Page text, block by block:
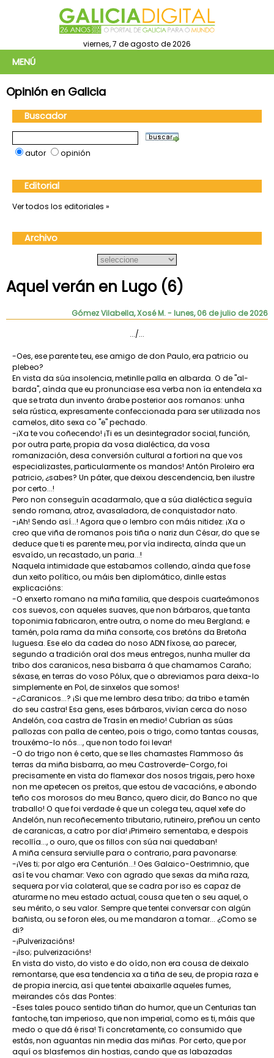
viernes, 7 de agosto de 2026
MENÚ
Opinión en Galicia
Buscador
autor opinión
Editorial
Ver todos los editoriales »
Archivo
Aquel verán en Lugo (6)
Gómez Vilabella, Xosé M.- lunes, 06 de julio de 2026
.../...
-Oes, ese parente teu, ese amigo de don Paulo, era patricio ou
plebeo?
En vista da súa insolencia, metinlle palla en albarda. O de "al-
barda", aínda que eu pronunciase esa verba non ía entendela xa
que se trata dun invento árabe posterior aos romanos: unha
sela rústica, expresamente confeccionada para ser utilizada nos
camelos, dito sexa co "e" pechado.
-¡Xa te vou coñecendo! ¡Ti es un desintegrador social, función,
por outra parte, propia da vosa dialéctica, da vosa
romanización, desa conversión cultural a fortiori na que vos
especializastes, particularmente os mandos! Antón Piroleiro era
patricio, ¿sabes? Un páter, que deixou descendencia, ben ilustre
por certo...!
Pero non conseguín acadarmalo, que a súa dialéctica seguía
sendo romana, atroz, avasaladora, de conquistador nato.
-¡Ah! Sendo así...! Agora que o lembro con máis nitidez: ¡Xa o
creo que viña de romanos pois tiña o nariz dun César, do que se
deduce que ti es parente meu, por vía indirecta, aínda que un
esvaído, un recastado, un paria...!
Naquela intimidade que estabamos collendo, aínda que fose
dun xeito político, ou máis ben diplomático, dinlle estas
explicacións:
-O enxerto romano na miña familia, que despois cuarteámonos
cos suevos, con aqueles suaves, que non bárbaros, que tanta
toponimia fabricaron, entre outra, o nome do meu Bergland; e
tamén, pola rama da miña consorte, cos bretóns da Bretoña
luguesa. Ese elo da cadea do noso ADN fíxose, ao parecer,
segundo a tradición oral dos meus entregos, nunha muller da
tribo dos caranicos, nesa bisbarra á que chamamos Caraño;
séxase, en terras do voso Pólux, que o abreviamos para deixa-lo
simplemente en Pol, de sinxelos que somos!
-¿Caranicos...? ¡Si que me lembro desa tribo; da tribo e tamén
do seu castra! Esa gens, eses bárbaros, vivían cerca do noso
Andelón, coa castra de Trasín en medio! Cubrían as súas
pallozas con palla de centeo, pois o trigo, como tantas cousas,
trouxémo-lo nós..., que non todo foi levar!
-O do trigo non é certo, que se lles chamastes Flammoso ás
terras da miña bisbarra, ao meu Castroverde-Corgo, foi
precisamente en vista do flamexar dos nosos trigais, pero hoxe
non me apetecen os preitos, que estou de vacacións, e abondo
teño cos morosos do meu Banco, quero dicir, do Banco no que
traballo! O que foi verdade é que un colega teu, aquel xefe do
Andelón, nun recoñecemento tributario, rutineiro, preñou un cento
de caranicas, a catro por día! ¡Primeiro sementaba, e despois
recollía..., o ouro, que os fillos con súa nai quedaban!
A miña censura serviulle para o contrario, para pavonarse:
-¡Ves ti; por algo era Centurión...! Oes Galaico-Oestrimnio, que
así te vou chamar: Vexo con agrado que sexas da miña raza,
sequera por vía colateral, que se cadra por iso es capaz de
aturarme no meu estado actual, cousa que ten o seu aquel, o
seu mérito, o seu valor. Sempre que tentei conversar con algún
bañista, ou se foron eles, ou me mandaron a tomar... ¿Como se
di?
-¡Pulverizacións!
-¡Iso; pulverizacións!
En vista do visto, do visto e do oído, non era cousa de deixalo
remontarse, que esa tendencia xa a tiña de seu, de propia raza e
de propia inercia, así que tentei abaixarlle aqueles fumes,
meirandes cós das Pontes:
-Eses tales pouco sentido tiñan do humor, que un Centurias tan
fantoche, tan imperioso, que non imperial, como es ti, máis que
medo o que dá é risa! Ti concretamente, co consumido que
estás, non aguantas nin media das miñas. Por certo, que por
aquí os blasfemos din hostias, cando que as labazadas